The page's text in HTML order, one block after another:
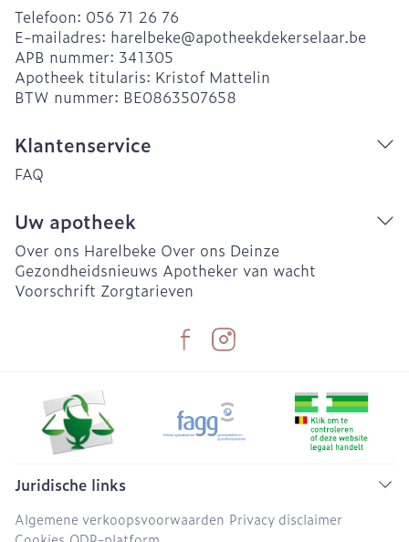
Telefoon: 056 71 26 76
E-mailadres: harelbeke@apotheekdekerselaar.be
APB nummer: 341305
Apotheek titularis: Kristof Mattelin
BTW nummer: BE0863507658
Klantenservice
FAQ
Uw apotheek
Over ons Harelbeke Over ons Deinze
Gezondheidsnieuws Apotheker van wacht
Voorschrift Zorgtarieven
Juridische links
Algemene verkoopsvoorwaarden Privacy disclaimer